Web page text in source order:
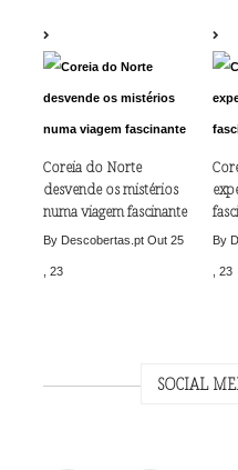
Coreia do Norte
desvende os mistérios
numa viagem fascinante
By Descobertas.ptOut 25
, 23
By
, 23
SOCIAL